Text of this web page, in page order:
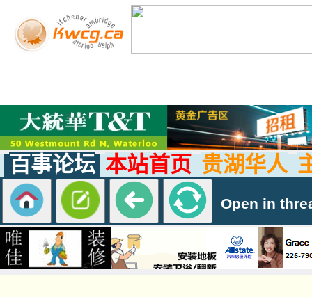
百事论坛 本站首页 贵湖华人
Open in